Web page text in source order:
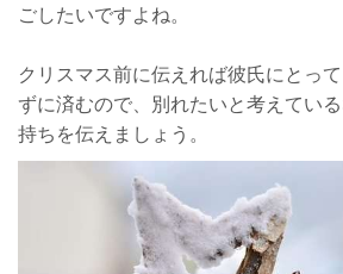
ごしたいですよね。
クリスマス前に伝えれば彼氏にとっ
ずに済むので、別れたいと考えてい
持ちを伝えましょう。